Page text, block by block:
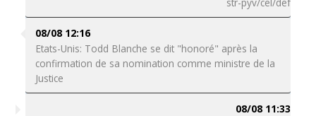
08/08 12:16
Etats-Unis: Todd Blanche se dit "honoré" après la
confirmation de sa nomination comme ministre de la
Justice
08/08 11:33